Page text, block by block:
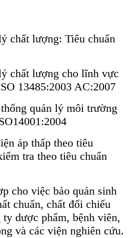
ý chất lượng: Tiêu chuẩn
ý chất lượng cho lĩnh vực
13485:2003 AC:2007
quản lý môi trường
áp thấp theo tiêu
tra theo tiêu chuẩn
cho việc bảo quản sinh
chuẩn, chất đối chiếu
ty dược phẩm, bệnh viên,
và các viện nghiên cứu.